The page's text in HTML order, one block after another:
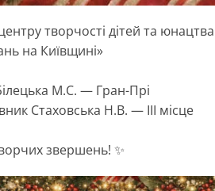
творчості дітей та
на Київщині»
М.С. — Гран-Прі
Стаховська Н.В. — ІІІ місце
звершень! ✨